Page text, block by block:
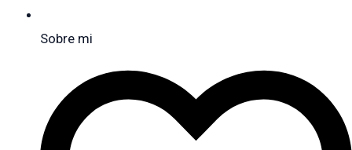
Sobre mi